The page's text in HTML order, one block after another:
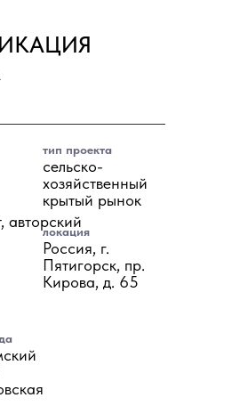
тип проекта
локация
сельско-
хозяйственный
крытый рынок
авторский
Россия, г.
Пятигорск, пр.
Кирова, д. 65